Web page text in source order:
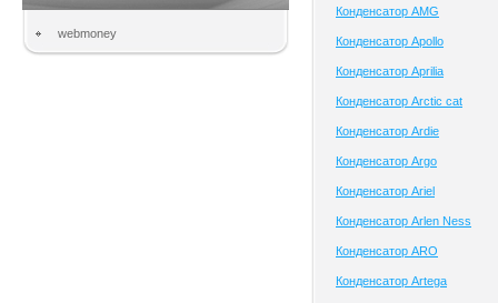
webmoney
Конденсатор AMG
Конденсатор Apollo
Конденсатор Aprilia
Конденсатор Arctic cat
Конденсатор Ardie
Конденсатор Argo
Конденсатор Ariel
Конденсатор Arlen Ness
Конденсатор ARO
Конденсатор Artega